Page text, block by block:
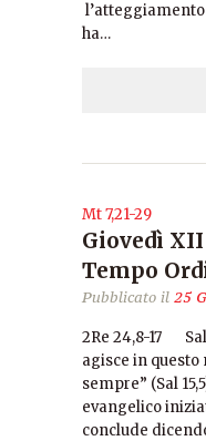
ha…
Mt 7,21-29
Giovedì
Tempo
Pubblicato il 25
2Re 24,8-17
agisce in
sempre” (Sal
evangelico
conclude